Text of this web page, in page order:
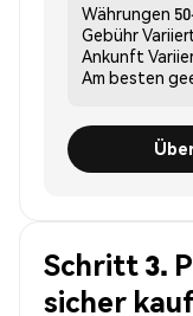
Währungen
GebührVariiert
Ankunft
Am besten
Schritt 3.
sicher